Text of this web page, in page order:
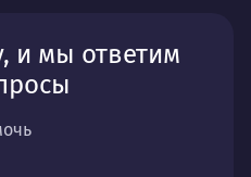
и мы ответим